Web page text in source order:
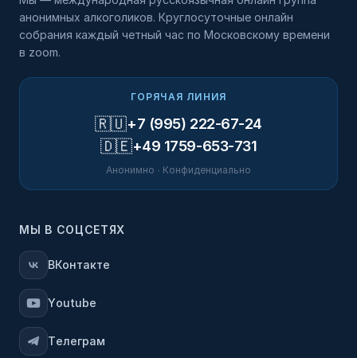
анонимных алкоголиков. Круглосуточные онлайн
собрания каждый четный час по Московскому времени
в zoom.
ГОРЯЧАЯ ЛИНИЯ
🇷🇺+7 (995) 222-67-24
🇩🇪+49 1759-653-731
Анонимно · Конфиденциально
МЫ В СОЦСЕТЯХ
ВКонтакте
Youtube
Телеграм